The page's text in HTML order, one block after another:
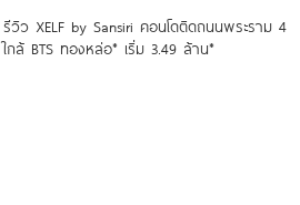
รีวิว XELF by Sansiri คอนโดติดถนนพระราม 4
ใกล้ BTS ทองหล่อ* เริ่ม 3.49 ล้าน*